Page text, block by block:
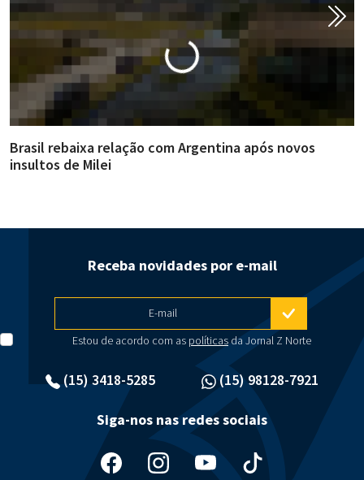
Brasil rebaixa relação com Argentina após novos
insultos de Milei
(15) 3418-5285 (15) 98128-7921
Receba novidades por e-mail
E-mail
Estou de acordo com as políticasda Jornal Z Norte
Siga-nos nas redes sociais